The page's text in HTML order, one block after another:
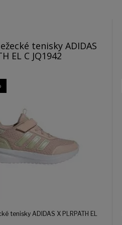
tenisky ADIDAS
EL C JQ1942
tenisky ADIDAS X PLRPATH EL